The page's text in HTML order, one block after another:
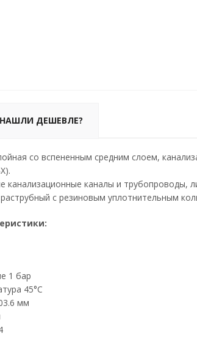
НАШЛИ ДЕШЕВЛЕ?
со вспененным средним слоем,
канализационные каналы и трубопроводы,
с резиновым уплотнительным
1 бар
45°С
мм